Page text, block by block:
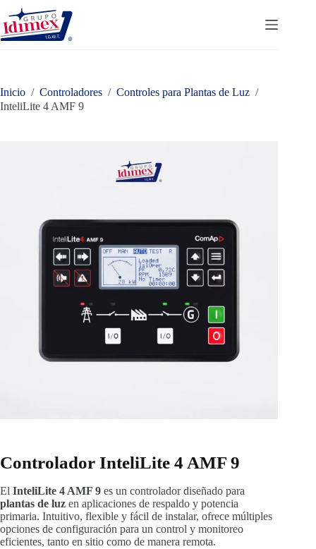
Saltar
contenido
Inicio / Controladores / Controles para Plantas de Luz /
InteliLite 4 AMF 9
Controlador InteliLite 4 AMF 9
El InteliLite 4 AMF 9 es un controlador diseñado para
plantas de luz en aplicaciones de respaldo y potencia
primaria. Intuitivo, flexible y fácil de instalar, ofrece múltiples
opciones de configuración para un control y monitoreo
eficientes, tanto en sitio como de manera remota.